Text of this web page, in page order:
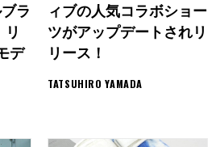
ラ
リ
デ
ィブの人気コラボショー
ツがアップデートされリ
リース！
TATSUHIRO YAMADA